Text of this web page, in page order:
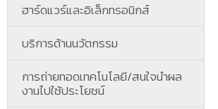
ฮาร์ดแวร์และอิเล็กทรอนิกส์
บริการด้านนวัตกรรม
การถ่ายทอดเทคโนโลยี/สนใจนำผล
งานไปใช้ประโยชน์